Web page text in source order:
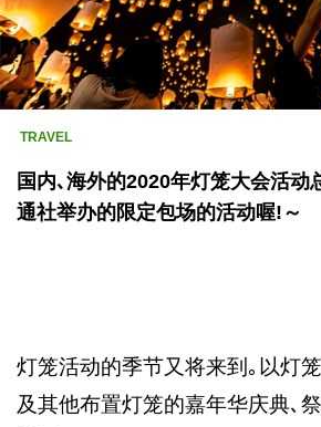
国内､海外的2020年灯笼大会活动
通社举办的限定包场的活动喔!～
灯笼活动的季节又将来到｡以灯
及其他布置灯笼的嘉年华庆典､